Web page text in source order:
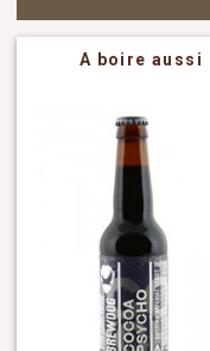
A boire aussi